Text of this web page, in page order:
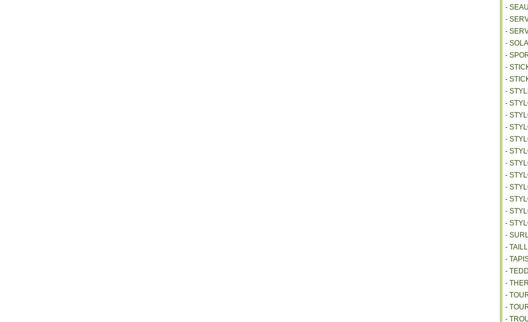
-
-
-
-
-
-
-
-
-
-
-
-
-
-
-
-
-
-
-
-
-
-
-
-
-
-
-